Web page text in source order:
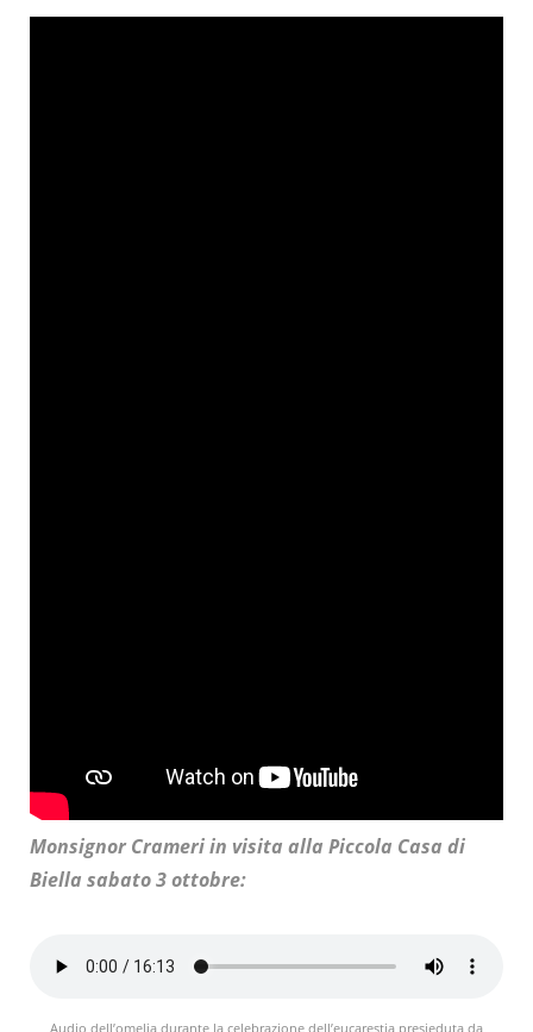
Monsignor Crameri in visita alla Piccola Casa di
Biella sabato 3 ottobre:
Audio dell’omelia durante la celebrazione dell’eucarestia presieduta da